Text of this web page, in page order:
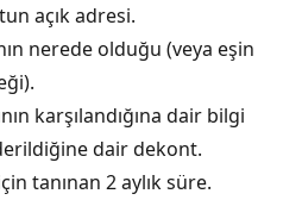
açık adresi.
nerede olduğu (veya eşin
karşılandığına dair bilgi
dair dekont.
tanınan 2 aylık süre.